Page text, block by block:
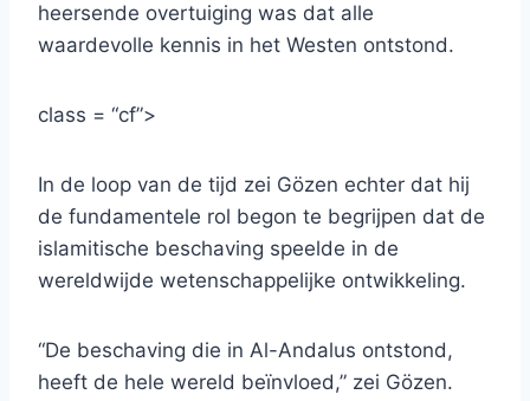
heersende overtuiging was dat alle
waardevolle kennis in het Westen ontstond.
class = “cf”>
In de loop van de tijd zei Gözen echter dat hij
de fundamentele rol begon te begrijpen dat de
islamitische beschaving speelde in de
wereldwijde wetenschappelijke ontwikkeling.
“De beschaving die in Al-Andalus ontstond,
heeft de hele wereld beïnvloed,” zei Gözen.